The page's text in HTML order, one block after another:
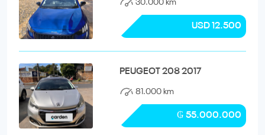
30.000 km
USD 12.500
PEUGEOT 208 2017
81.000 km
₲ 55.000.000